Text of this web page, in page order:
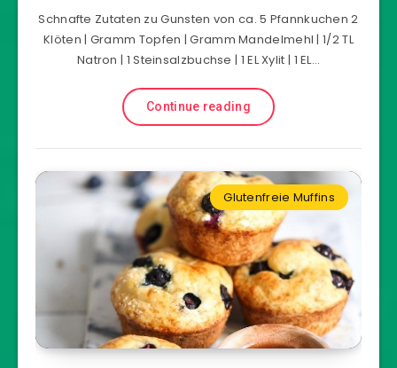
Schnafte Zutaten zu Gunsten von ca. 5 Pfannkuchen 2
Klöten | Gramm Topfen | Gramm Mandelmehl | 1/2 TL
Natron | 1 Steinsalzbuchse | 1 EL Xylit | 1 EL…
Continue reading
Glutenfreie Muffins